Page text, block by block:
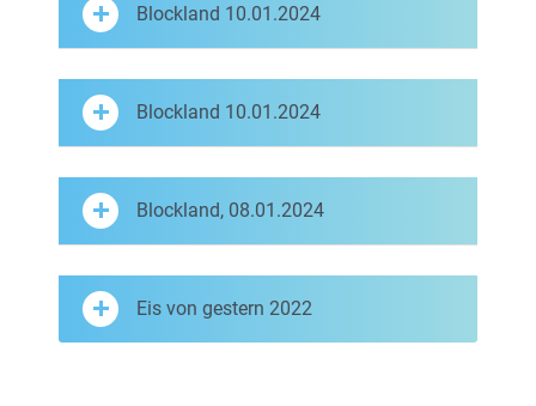
Blockland 10.01.2024
Blockland 10.01.2024
Blockland, 08.01.2024
Eis von gestern 2022